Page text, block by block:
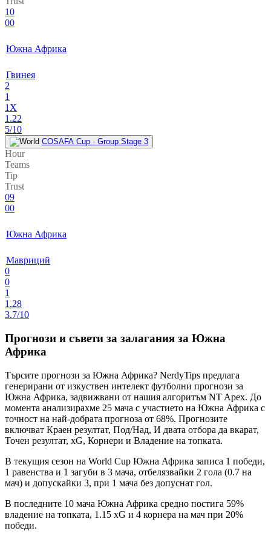
10
00
Южна Африка
Гвинея
2
1
1X
1.22
5/10
COSAFA Cup - Group Stage 3
Hour
Teams
Tip
Trust
09
00
Южна Африка
Мавриций
0
0
1
1.28
3.7/10
Прогнози и съвети за залагания за Южна
Африка
Търсите прогнози за Южна Африка? NerdyTips предлага
генерирани от изкуствен интелект футболни прогнози за
Южна Африка, задвижвани от нашия алгоритъм NT Apex. До
момента анализирахме 25 мача с участието на Южна Африка с
точност на най-добрата прогноза от 68%. Прогнозите
включват Краен резултат, Под/Над, И двата отбора да вкарат,
Точен резултат, xG, Корнери и Владение на топката.
В текущия сезон на World Cup Южна Африка записа 1 победи,
1 равенства и 1 загуби в 3 мача, отбелязвайки 2 гола (0.7 на
мач) и допускайки 3, при 1 мача без допуснат гол.
В последните 10 мача Южна Африка средно постига 59%
владение на топката, 1.15 xG и 4 корнера на мач при 20%
победи.